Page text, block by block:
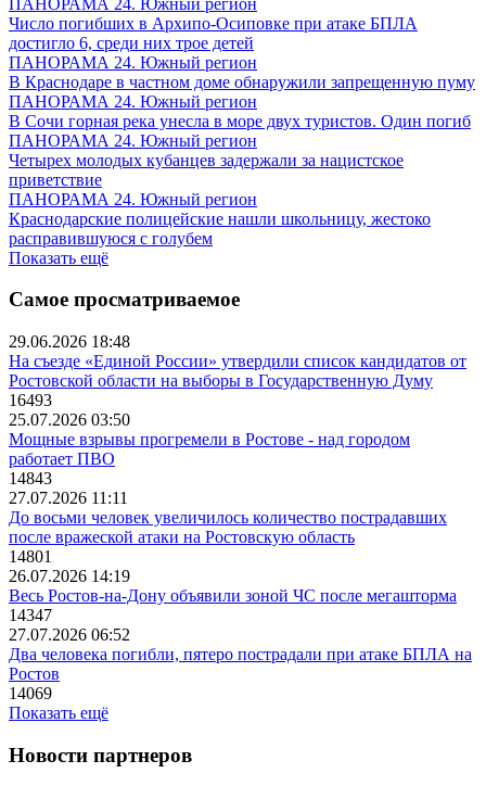
Число погибших в Архипо-Осиповке при атаке БПЛА
достигло 6, среди них трое детей
ПАНОРАМА 24. Южный регион
В Краснодаре в частном доме обнаружили запрещенную пуму
ПАНОРАМА 24. Южный регион
В Сочи горная река унесла в море двух туристов. Один погиб
ПАНОРАМА 24. Южный регион
Четырех молодых кубанцев задержали за нацистское
приветствие
ПАНОРАМА 24. Южный регион
Краснодарские полицейские нашли школьницу, жестоко
расправившуюся с голубем
Показать ещё
Самое просматриваемое
29.06.2026 18:48
На съезде «Единой России» утвердили список кандидатов от
Ростовской области на выборы в Государственную Думу
16493
25.07.2026 03:50
Мощные взрывы прогремели в Ростове - над городом
работает ПВО
14843
27.07.2026 11:11
До восьми человек увеличилось количество пострадавших
после вражеской атаки на Ростовскую область
14801
26.07.2026 14:19
Весь Ростов-на-Дону объявили зоной ЧС после мегашторма
14347
27.07.2026 06:52
Два человека погибли, пятеро пострадали при атаке БПЛА на
Ростов
14069
Показать ещё
Новости партнеров